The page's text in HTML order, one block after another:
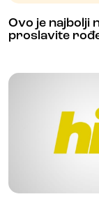
Ovo je najbolji
proslavite